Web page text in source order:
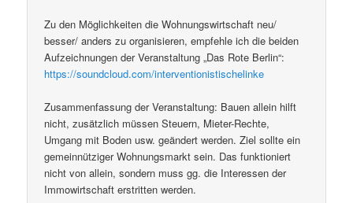
Zu den Möglichkeiten die Wohnungswirtschaft neu/
besser/ anders zu organisieren, empfehle ich die beiden
Aufzeichnungen der Veranstaltung „Das Rote Berlin“:
https://soundcloud.com/interventionistischelinke
Zusammenfassung der Veranstaltung: Bauen allein hilft
nicht, zusätzlich müssen Steuern, Mieter-Rechte,
Umgang mit Boden usw. geändert werden. Ziel sollte ein
gemeinnütziger Wohnungsmarkt sein. Das funktioniert
nicht von allein, sondern muss gg. die Interessen der
Immowirtschaft erstritten werden.